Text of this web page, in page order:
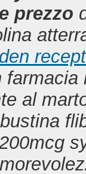
prezzo
al